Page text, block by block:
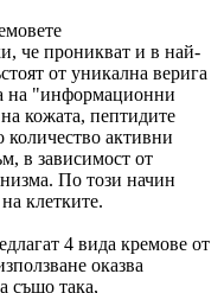
че проникват и в най-
от уникална верига
на "информационни
кожата, пептидите
количество активни
в зависимост от
По този начин
клетките.
4 вида кремове от
оказва
също така,